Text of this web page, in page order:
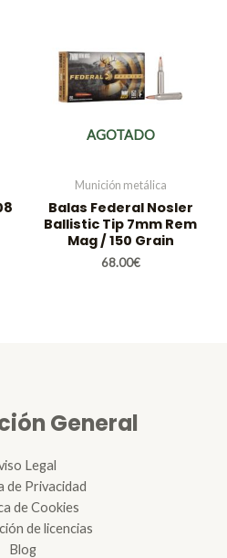
AGOTADO
Munición metálica
Balas Federal Nosler
Ballistic Tip 7mm Rem
Mag / 150 Grain
68.00€
General
Legal
de Privacidad
de Cookies
de licencias
Blog